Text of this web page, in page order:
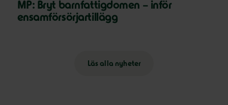
MP: Bryt barnfattigdomen – inför
ensamförsörjartillägg
Läs alla nyheter